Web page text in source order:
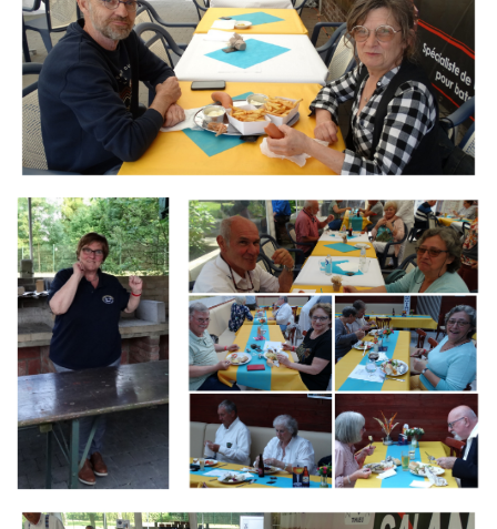
Branding
ARMCHAIR
Branding
ARMCHAIR
Branding